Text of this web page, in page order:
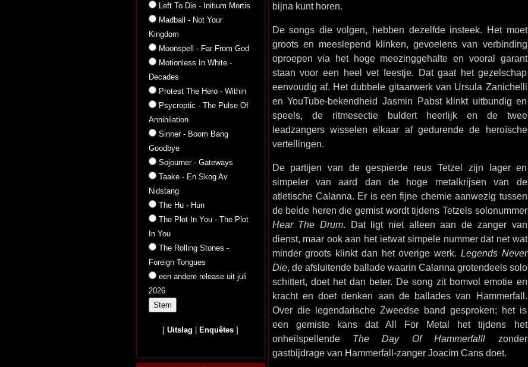
Left To Die - Initium Mortis
Madball - Not Your
Kingdom
Moonspell - Far From God
Motionless In White -
Decades
Protest The Hero - Within
Psycroptic - The Pulse Of
Annihilation
Sinner - Boom Bang
Goodbye
Sojourner - Gateways
Taake - En Skog Av
Nidstang
The Hu - Hun
The Plot In You - The Plot
In You
The Rolling Stones -
Foreign Tongues
een andere release uit juli
2026
[Uitslag Enquêtes ]
bijna kunt horen.
De songs die volgen, hebben dezelfde insteek. Het moet
groots en meeslepend klinken, gevoelens van verbinding
oproepen via het hoge meezinggehalte en vooral garant
staan voor een heel vet feestje. Dat gaat het gezelschap
eenvoudig af. Het dubbele gitaarwerk van Ursula Zanichelli
en YouTube-bekendheid Jasmin Pabst klinkt uitbundig en
speels, de ritmesectie buldert heerlijk en de twee
leadzangers wisselen elkaar af gedurende de heroïsche
vertellingen.
De partijen van de gespierde reus Tetzel zijn lager en
simpeler van aard dan de hoge metalkrijsen van de
atletische Calanna. Er is een fijne chemie aanwezig tussen
de beide heren die gemist wordt tijdens Tetzels solonummer
Hear The Drum. Dat ligt niet alleen aan de zanger van
dienst, maar ook aan het ietwat simpele nummer dat net wat
minder groots klinkt dan het overige werk. Legends Never
Die, de afsluitende ballade waarin Calanna grotendeels solo
schittert, doet het dan beter. De song zit bomvol emotie en
kracht en doet denken aan de ballades van Hammerfall.
Over die legendarische Zweedse band gesproken; het is
een gemiste kans dat All For Metal het tijdens het
onheilspellende The Day Of Hammerfalll zonder
gastbijdrage van Hammerfall-zanger Joacim Cans doet.